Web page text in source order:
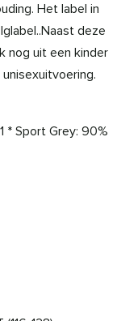
Het label in
deze
nog uit een kinder
* Sport Grey: 90%